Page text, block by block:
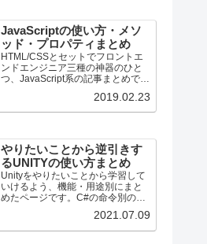
JavaScriptの使い方・メソ
ッド・プロパティまとめ
HTML/CSSとセットでフロントエ
ンドエンジニア三種の神器のひと
つ、JavaScript系の記事まとめで
2019.02.23
やりたいことから逆引きす
るUNITYの使い方まとめ
Unityをやりたいことから学習して
いけるよう、機能・用途別にまと
めたページです。C#の命令別の逆
引きは現時点で作っていません。
2019の時期に書き始めているの
で、それより前のバージョンにつ
2021.07.09